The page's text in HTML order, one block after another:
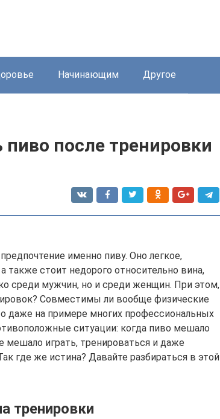
Начинающим Другое
после тренировки
именно пиву. Оно легкое,
также стоит недорого относительно вина,
среди мужчин, но и среди женщин. При этом,
Совместимы ли вообще физические
даже на примере многих профессиональных
ситуации: когда пиво мешало
мешало играть, тренироваться и даже
где же истина? Давайте разбираться в этой
тренировки